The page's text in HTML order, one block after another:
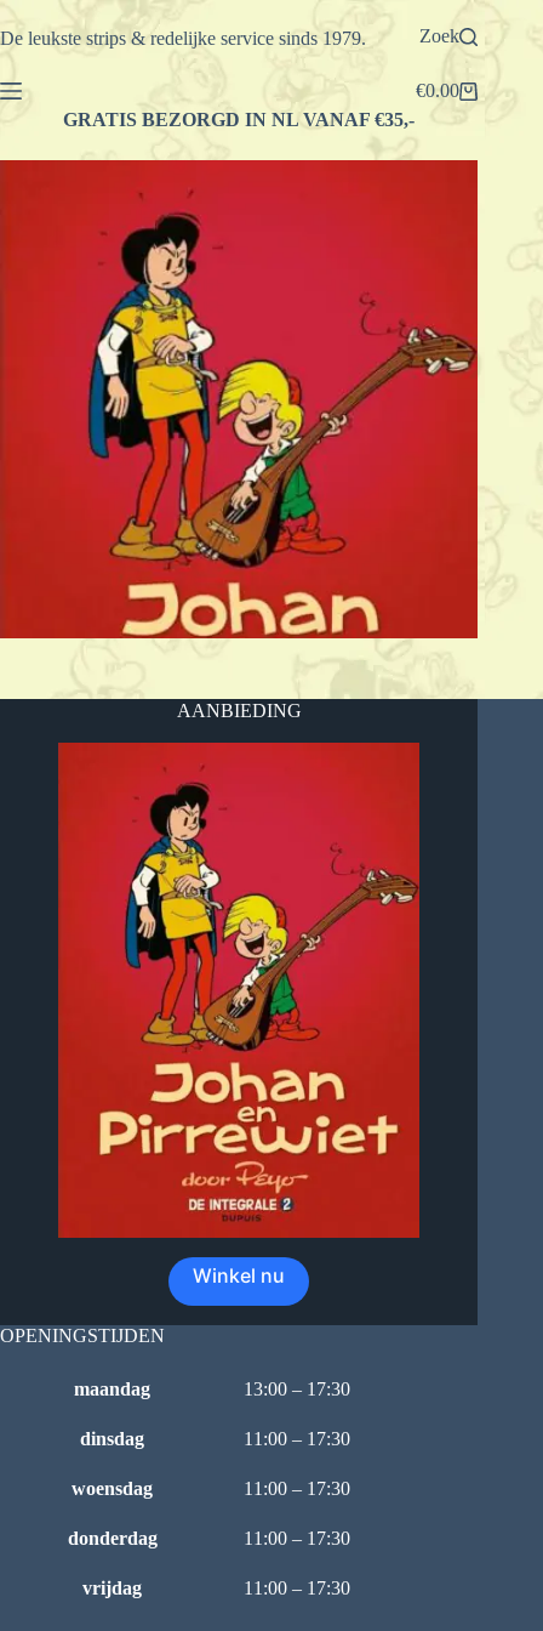
Ga
naar
De leukste strips & redelijke service sinds 1979. Zoek
Winkelwagen
€0.00
GRATIS BEZORGD IN NL VANAF €35,-
AANBIEDING
Winkel nu
OPENINGSTIJDEN
maandag 13:00 – 17:30
dinsdag 11:00 – 17:30
woensdag 11:00 – 17:30
donderdag 11:00 – 17:30
vrijdag 11:00 – 17:30